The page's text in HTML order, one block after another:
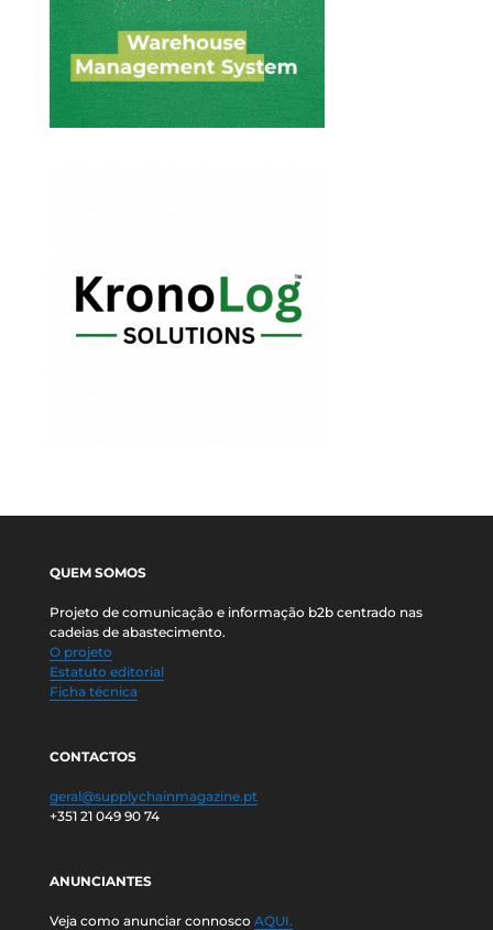
QUEM SOMOS
Projeto de comunicação e informação b2b centrado nas
cadeias de abastecimento.
O projeto
Estatuto editorial
Ficha técnica
CONTACTOS
geral@supplychainmagazine.pt
+351 21 049 90 74
ANUNCIANTES
Veja como anunciar connosco AQUI.